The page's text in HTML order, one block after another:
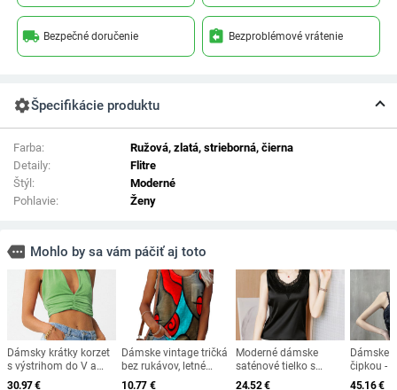
local_shipping Bezpečné doručenie assignment_return Bezproblémové vrátenie
settingsŠpecifikácie produktu
Farba:
Ružová, zlatá, strieborná, čierna
Detaily:
Flitre
Štýl:
Moderné
Pohlavie:
Ženy
more Mohlo by sa vám páčiť aj toto
Dámsky krátky korzet
s výstrihom do V a
odhaleným chrbtom
30.97€
Dámske vintage tričká
bez rukávov, letné
tričká s výstrihom do
10.77 €
Moderné dámske
saténové tielko s
čipkou
24.52€
Dámske
čipkou -
45.16€